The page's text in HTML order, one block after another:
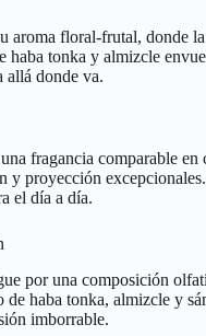
floral-frutal, donde
tonka y almizcle
allá donde va.
fragancia comparable
proyección
el día a día.
por una composición
haba tonka, almizcle y
imborrable.